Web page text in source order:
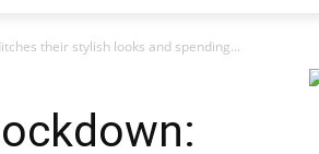
their stylish looks and spending...